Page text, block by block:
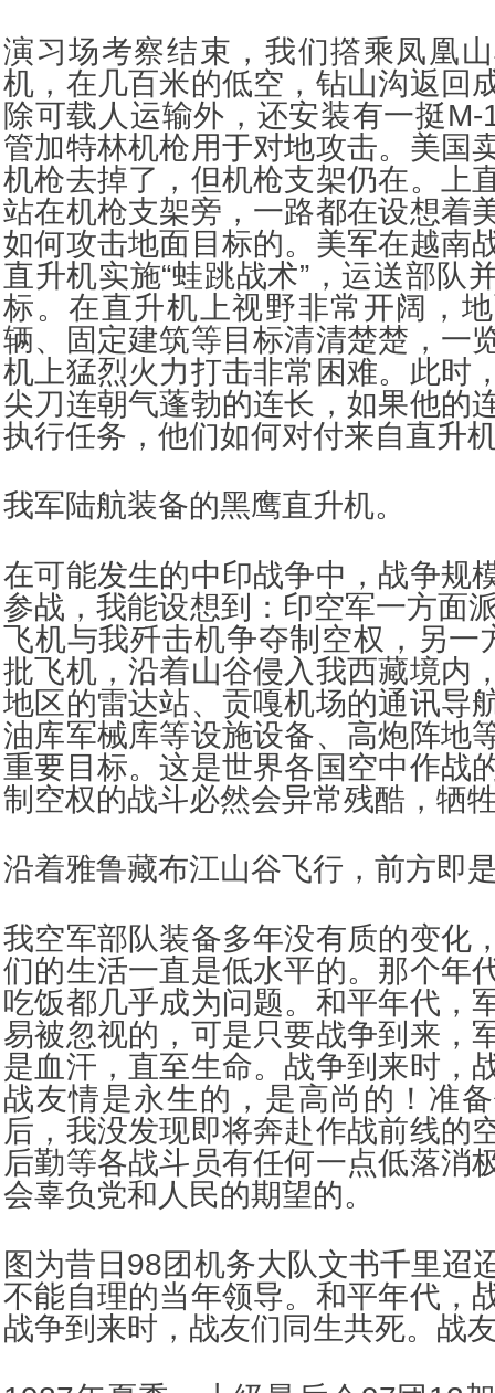
演习场考察结束，我们撘乘凤凰
机，在几百米的低空，钻山沟返回
除可载人运输外，还安装有一挺
管加特林机枪用于对地攻击。美国
机枪去掉了，但机枪支架仍在。上
站在机枪支架旁，一路都在设想着
如何攻击地面目标的。美军在越南
直升机实施“蛙跳战术”，运送部队
标。在直升机上视野非常开阔，
辆、固定建筑等目标清清楚楚，一
机上猛烈火力打击非常困难。此时
尖刀连朝气蓬勃的连长，如果他的
执行任务，他们如何对付来自直升
我军陆航装备的黑鹰直升机。
在可能发生的中印战争中，战争规
参战，我能设想到：印空军一方面
飞机与我歼击机争夺制空权，另一
批飞机，沿着山谷侵入我西藏境内
地区的雷达站、贡嘎机场的通讯导
油库军械库等设施设备、高炮阵地
重要目标。这是世界各国空中作战
制空权的战斗必然会异常残酷，牺
沿着雅鲁藏布江山谷飞行，前方即
我空军部队装备多年没有质的变化
们的生活一直是低水平的。那个年
吃饭都几乎成为问题。和平年代，
易被忽视的，可是只要战争到来，
是血汗，直至生命。战争到来时，
战友情是永生的，是高尚的！准
后，我没发现即将奔赴作战前线的
后勤等各战斗员有任何一点低落消
会辜负党和人民的期望的。
图为昔日98团机务大队文书千里迢
不能自理的当年领导。和平年代，
战争到来时，战友们同生共死。战